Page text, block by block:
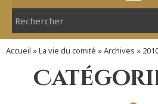
Accueil »La vie du comité »Archives »